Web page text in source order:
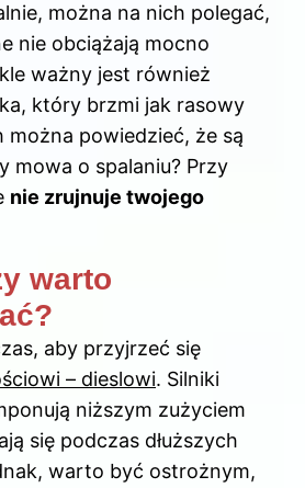
można na nich polegać,
nie obciążają mocno
ważny jest również
który brzmi jak rasowy
można powiedzieć, że są
mowa o spalaniu? Przy
nie zrujnuje twojego
warto
aby przyjrzeć się
– dieslowi. Silniki
niższym zużyciem
się podczas dłuższych
warto być ostrożnym,